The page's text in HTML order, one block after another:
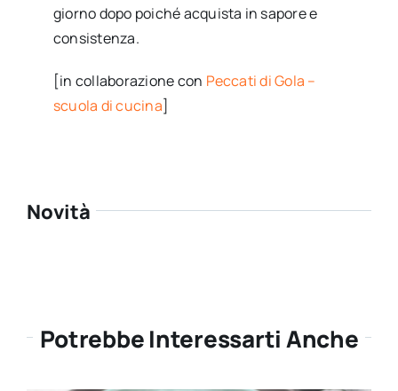
giorno dopo poiché acquista in sapore e
consistenza.
[in collaborazione con Peccati di Gola –
scuola di cucina]
Novità
Potrebbe Interessarti Anche